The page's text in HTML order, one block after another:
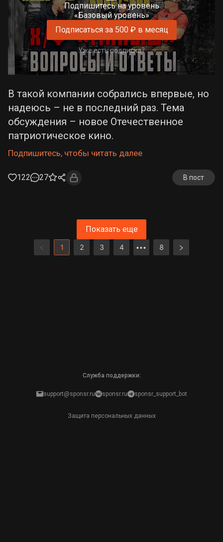
Подпишитесь на уровень
«Базовый уровень»
Подписаться за 500 ₽ в месяц
Уже есть подписка?
В такой компании собрались впервые, но
надеюсь – не в последний раз. Тема
обсуждения – новое Отечественное
патриотическое кино.
Подпишитесь, чтобы читать далее
122 27 В пост
Показать еще
1 2 3 4 ••• 8
Служба поддержки:
support@sponsr.ru sponsr.ru sponsr_support_bot
Защита персональных данных